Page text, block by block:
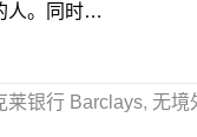
人。同时…
莱银行 Barclays, 无境